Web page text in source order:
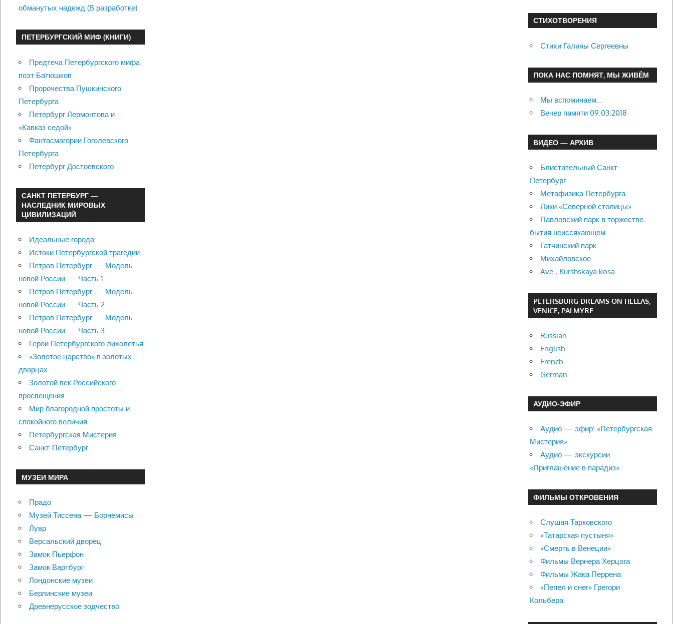
обманутых надежд (В разработке)
ПЕТЕРБУРГСКИЙ МИФ (КНИГИ)
Предтеча Петербургского мифа
поэт Батюшков
Пророчества Пушкинского
Петербурга
Петербург Лермонтова и
«Кавказ седой»
Фантасмагории Гоголевского
Петербурга
Петербург Достоевского
САНКТ ПЕТЕРБУРГ —
НАСЛЕДНИК МИРОВЫХ
ЦИВИЛИЗАЦИЙ
Идеальные города
Истоки Петербургской трагедии
Петров Петербург — Модель
новой России — Часть 1
Петров Петербург — Модель
новой России — Часть 2
Петров Петербург — Модель
новой России — Часть 3
Герои Петербургского лихолетья
«Золотое царство» в золотых
дворцах
Золотой век Российского
просвещения
Мир благородной простоты и
спокойного величия
Петербургская Мистерия
Санкт-Петербург
МУЗЕИ МИРА
Прадо
Музей Тиссена — Борнемисы
Лувр
Версальский дворец
Замок Пьерфон
Замок Вартбург
Лондонские музеи
Берлинские музеи
Древнерусское зодчество
СТИХОТВОРЕНИЯ
Стихи Галины Сергеевны
ПОКА НАС ПОМНЯТ, МЫ ЖИВЁМ
Мы вспоминаем…
Вечер памяти 09.03.2018
ВИДЕО — АРХИВ
Блистательный Санкт-
Петербург
Метафизика Петербурга
Лики «Северной столицы»
Павловский парк в торжестве
бытия неиссякающем…
Гатчинский парк
Михайловское
Ave , Kurshskaya kosa…
PETERSBURG DREAMS ON HELLAS,
VENICE, PALMYRE
Russian
English
French
German
АУДИО-ЭФИР
Аудио — эфир: «Петербургская
Мистерия»
Аудио — экскурсии
«Приглашение в парадиз»
ФИЛЬМЫ ОТКРОВЕНИЯ
Слушая Тарковского
«Татарская пустыня»
«Смерть в Венеции»
Фильмы Вернера Херцога
Фильмы Жака Перрена
«Пепел и снег» Грегори
Кольбера